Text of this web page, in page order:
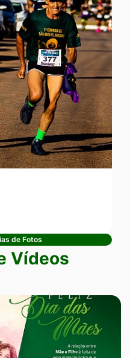
de Fotos
Vídeos